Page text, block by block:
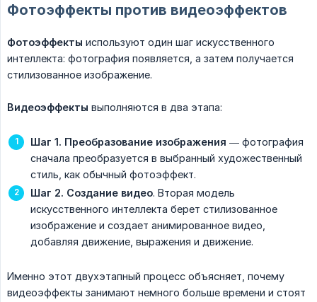
Фотоэффекты против видеоэффектов
Фотоэффекты используют один шаг искусственного
интеллекта: фотография появляется, а затем получается
стилизованное изображение.
Видеоэффекты выполняются в два этапа:
Шаг 1. Преобразование изображения — фотография
сначала преобразуется в выбранный художественный
стиль, как обычный фотоэффект.
Шаг 2. Создание видео. Вторая модель
искусственного интеллекта берет стилизованное
изображение и создает анимированное видео,
добавляя движение, выражения и движение.
Именно этот двухэтапный процесс объясняет, почему
видеоэффекты занимают немного больше времени и стоят